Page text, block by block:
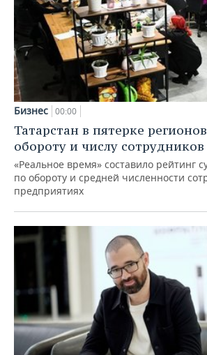
Бизнес 00:00
Татарстан в пятерке
обороту и числу
«Реальное время» составило рейтинг
по обороту и средней численности
предприятиях